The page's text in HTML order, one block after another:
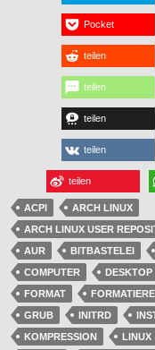
Pocket
teilen
teilen
teilen
teilen
teilen
ACPI
ARCH LINUX
ARCH LINUX USER
AUR
BITBASTELEI
COMPUTER
FORMAT
GRUB
INITRD
KOMPRESSION
LINUX